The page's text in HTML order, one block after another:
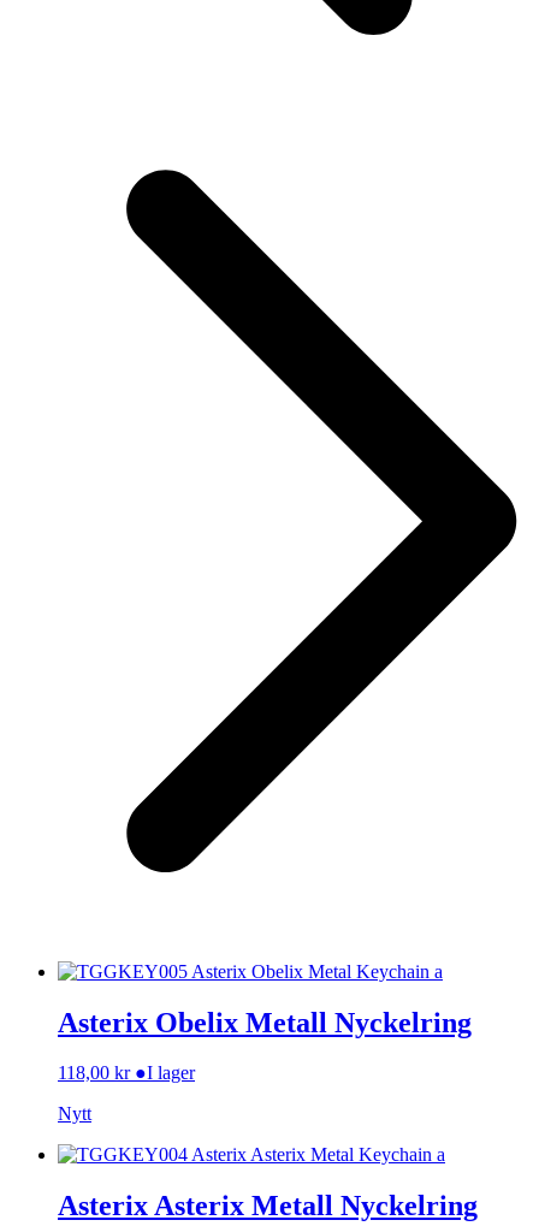
Asterix Obelix Metall Nyckelring
118,00 kr ●I lager
Nytt
Asterix Asterix Metall Nyckelring